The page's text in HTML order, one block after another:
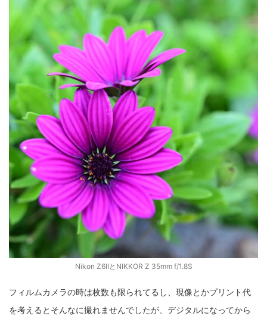
Z5 Z6II Z30 Z50II
ZV-1 II α1 II α7CR α6700 フィルムカメラ
フォクトレンダー ライカIIf ライカM4 ライカM10
ライカM10-R ライカX2 ローライ35
ローライコード 原神
Nikon Z6IIとNIKKOR Z 35mm f/1.8S
フィルムカメラの時は枚数も限られてるし、現像とかプリント代
を考えるとそんなに撮れませんでしたが、デジタルになってから